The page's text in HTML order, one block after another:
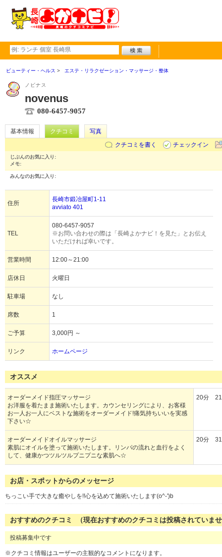
ビューティー・ヘルス エステ・リラクゼーション・マッサージ・整体
ノビナス
novenus
080-6457-9057
基本情報 クチコミ
写真
クチコミを書く
チェックイン
じぶんのお気に入り:
メモ:
みんなのお気に入り:
住所
長崎市鍛冶屋町1-11
avviato 401
TEL
080-6457-9057
※お問い合わせの際は「長崎よかナビ！を見た」とお伝え
いただければ幸いです。
営業時間 12:00～21:00
店休日 火曜日
駐車場 なし
席数 1
ご予算 3,000円 ～
リンク ホームページ
オススメ
オーダーメイド指圧マッサージ
お洋服を着たまま施術いたします。カウンセリングにより、お客様
お一人お一人にベストな施術をオーダーメイド!痛気持ちいいを実感
下さい☆
20分
オーダーメイドオイルマッサージ
素肌にオイルを塗って施術いたします。リンパの流れと血行をよく
して、健康かつツルツルプニプニな素肌へ☆
20分
お店・スポットからのメッセージ
ちっこい手で大きな癒やしを!!心を込めて施術いたします(o^-')b
おすすめのクチコミ （現在おすすめのクチコミは投稿されていま
投稿募集中です
※クチコミ情報はユーザーの主観的なコメントになります。